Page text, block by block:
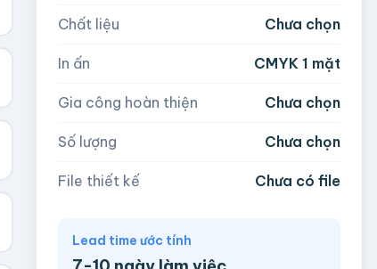
Chất liệu Chưa chọn
In ấn CMYK 1 mặt
Gia công hoàn thiện Chưa chọn
Số lượng Chưa chọn
File thiết kế Chưa có file
Lead time ước tính